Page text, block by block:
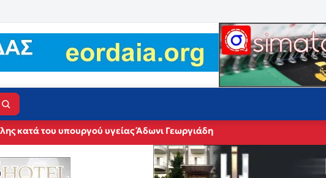
κατά του υπουργού υγείας Άδωνι Γεωργιάδη